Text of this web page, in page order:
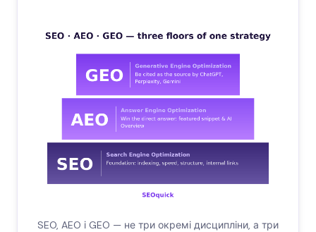
SEO, AEO і GEO — не три окремі дисципліни, а три